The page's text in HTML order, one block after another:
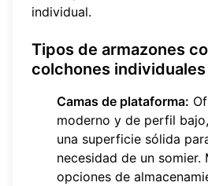
individual.
Tipos de armazones
colchones individuales
Camas de plataforma:
moderno y de perfil
una superficie sólida
necesidad de un somier.
opciones de